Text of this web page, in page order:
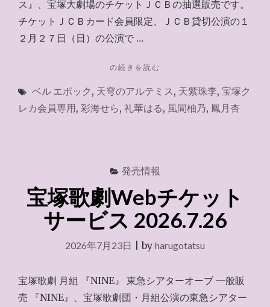
ス』、宝塚大劇場のチケットＪＣＢの抽選販売です。
チケットＪＣＢカード会員限定、ＪＣＢ貸切公演の１
２月２７日（日）の公演で …
"チ
ッ
ト
の続きを読む
ベル エポック , 天穹のアルテミス , 天紫珠李, 宝塚ク
レカ会員専用, 彩海せら, 礼華はる, 風間柚乃, 鳳月杏
発売情報
宝塚歌劇Webチケット
サービス 2026.7.26
2026年7月23日 |by harugotatsu
宝塚歌劇 月組 『NINE』 東急シアターオーブ 一般販
売 『NINE』、宝塚歌劇団・月組公演の東急シアター